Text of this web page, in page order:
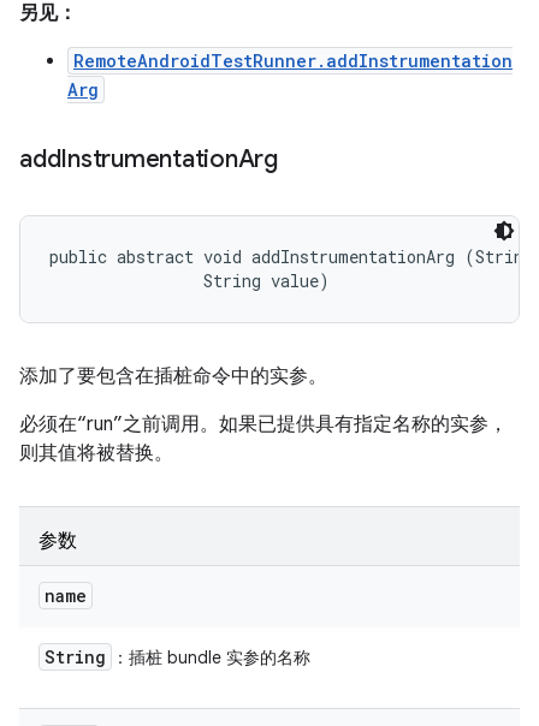
另见：
RemoteAndroidTestRunner.addInstrumentation
Arg
addInstrumentationArg
public abstract void addInstrumentationArg
                String value)
添加了要包含在插桩命令中的实参。
必须在“run”之前调用。如果已提供具有指定名称的实参，
则其值将被替换。
参数
name
String ：插桩 bundle 实参的名称